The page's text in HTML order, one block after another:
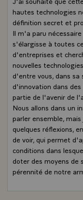
hautes technologies
définition secret et
Il m'a paru
s'élargisse à toutes
d'entreprises et
nouvelles
d'entre vous, dans sa
d'innovation dans
partie de l'avenir de
Nous allons dans un
parler ensemble,
quelques réflexions,
de voir, qui permet
conditions dans
doter des moyens de
pérennité de notre